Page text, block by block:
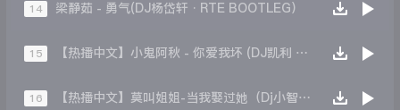
14 梁静茹 - 勇气(DJ杨岱轩·RTE BOOTLEG）
15 【热播中文】小鬼阿秋 - 你爱我坏 (DJ凯利 Mix)
16 【热播中文】莫叫姐姐-当我娶过她（Dj小智 Mix）